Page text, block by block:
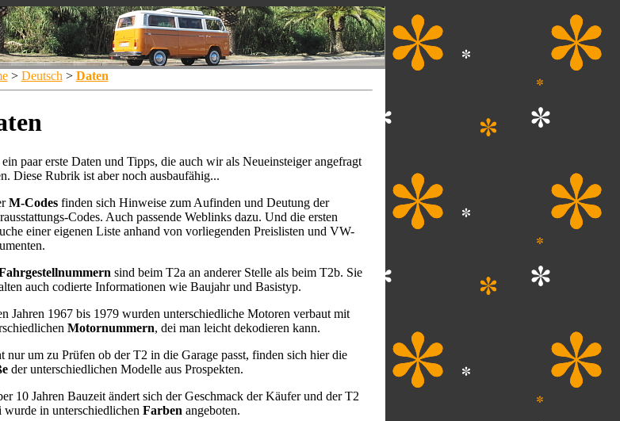
> Deutsch > Daten
paar erste Daten und Tipps, die auch wir als Neueinsteiger angefragt
Diese Rubrik ist aber noch ausbaufähig...
M-Codesfinden sich Hinweise zum Aufinden und Deutung der
Codes. Auch passende Weblinks dazu. Und die ersten
einer eigenen Liste anhand von vorliegenden Preislisten und VW-
sind beim T2a an anderer Stelle als beim T2b. Sie
auch codierte Informationen wie Baujahr und Basistyp.
Jahren 1967 bis 1979 wurden unterschiedliche Motoren verbaut mit
Motornummern, dei man leicht dekodieren kann.
nur um zu Prüfen ob der T2 in die Garage passt, finden sich hier die
der unterschiedlichen Modelle aus Prospekten.
10 Jahren Bauzeit ändert sich der Geschmack der Käufer und der T2
in unterschiedlichen Farben angeboten.